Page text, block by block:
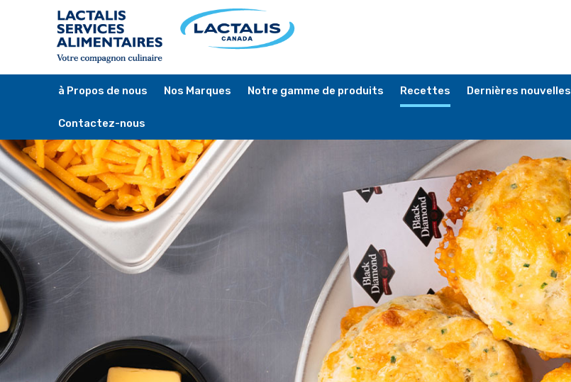
à Propos de nous Nos Marques Notre gamme de produits Recettes Dernières nouvelles
Contactez-nous